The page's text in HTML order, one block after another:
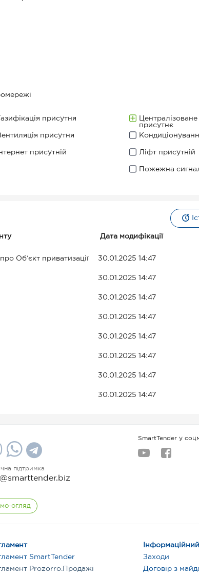
присутня
присутнє
присутня
присутній Ліфт присутній
Пожежна
Дата модифікації
Об’єкт приватизації 30.01.2025 14:47
30.01.2025 14:47
30.01.2025 14:47
30.01.2025 14:47
30.01.2025 14:47
30.01.2025 14:47
30.01.2025 14:47
30.01.2025 14:47
підтримка
огляд
SmartTender у
SmartTender
Prozorro.Продажі
Заходи
Договір з